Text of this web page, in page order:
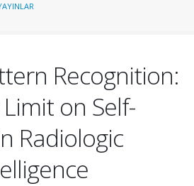
Recognition:
on Self-
Radiologic